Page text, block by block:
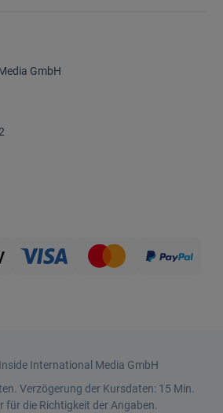
GmbH
International Media GmbH
Verzögerung der Kursdaten: 15 Min.
für die Richtigkeit der Angaben.